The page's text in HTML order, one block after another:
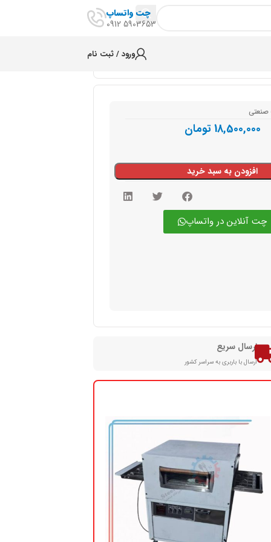
چت واتساپ
5903653 0912
ورود / ثبت نام
صنعتی
18,500,000تومان
افزودن به سبد خرید
چت آنلاین در واتساپ
ارسال سریع
ارسال با باربری به سراسر کشور